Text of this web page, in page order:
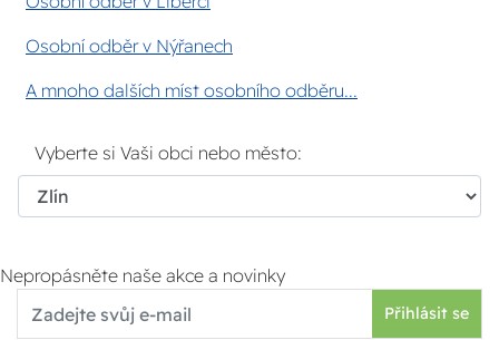
Osobní odběr v Nýřanech
A mnoho dalších míst osobního odběru...
Vyberte si Vaši obci nebo město:
Nepropásněte naše akce a novinky
Přihlásit se